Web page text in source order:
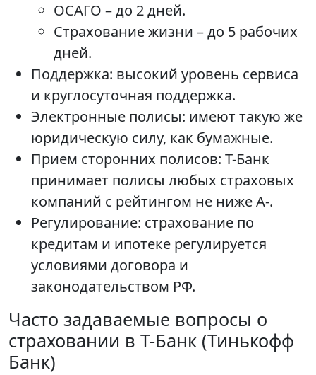
ОСАГО – до 2 дней.
Страхование жизни – до 5 рабочих
дней.
Поддержка: высокий уровень сервиса
и круглосуточная поддержка.
Электронные полисы: имеют такую же
юридическую силу, как бумажные.
Прием сторонних полисов: Т-Банк
принимает полисы любых страховых
компаний с рейтингом не ниже А-.
Регулирование: страхование по
кредитам и ипотеке регулируется
условиями договора и
законодательством РФ.
Часто задаваемые вопросы о
страховании в Т-Банк (Тинькофф
Банк)